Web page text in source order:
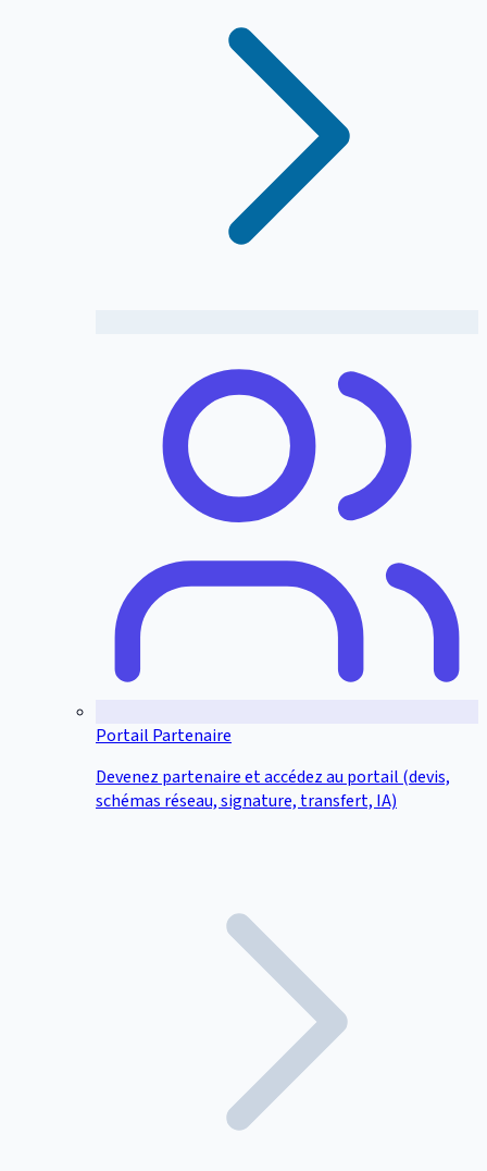
Portail Partenaire
Devenez partenaire et accédez au portail (devis,
schémas réseau, signature, transfert, IA)